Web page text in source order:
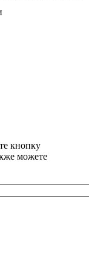
кнопку
можете